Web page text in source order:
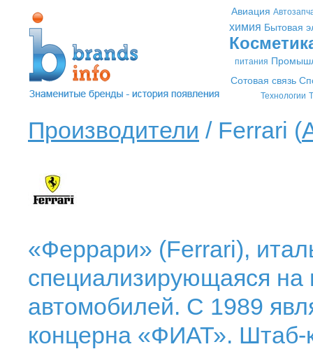
Авиация
химия Бытовая
питания
Сотовая связь
Технологии
Производители / Ferrari (
«Феррари» (Ferrari),
специализирующаяся на
автомобилей. С 1989
концерна «ФИАТ». Штаб-